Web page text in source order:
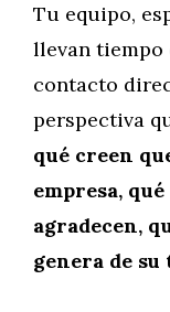
Tu equipo,
llevan tiempo
contacto
perspectiva
qué creen
empresa,
agradecen,
genera de su